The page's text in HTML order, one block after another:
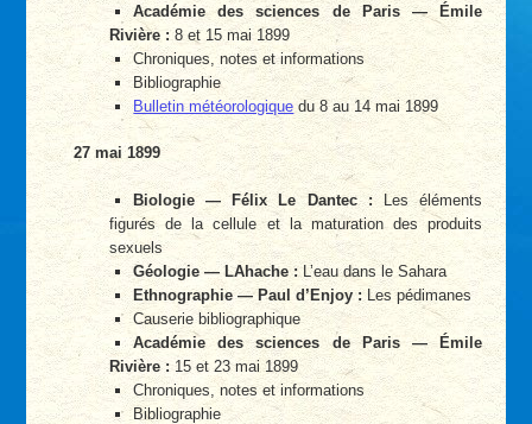
Académie des sciences de Paris — Émile
Rivière : 8 et 15 mai 1899
Chroniques, notes et informations
Bibliographie
Bulletin météorologique du 8 au 14 mai 1899
27 mai 1899
Biologie — Félix Le Dantec :Les éléments
figurés de la cellule et la maturation des produits
sexuels
Géologie — LAhache : L’eau dans le Sahara
Ethnographie — Paul d’Enjoy :Les pédimanes
Causerie bibliographique
Académie des sciences de Paris — Émile
Rivière : 15 et 23 mai 1899
Chroniques, notes et informations
Bibliographie